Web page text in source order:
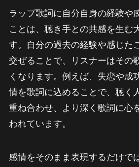
ラップ歌詞に自分自身の経験や
ことは、聴き手との共感を生む
す。自分の過去の経験や感じた
交ぜることで、リスナーはその
くなります。例えば、失恋や成
情を歌詞に込めることで、聴く
重ね合わせ、より深く歌詞に心
われています。
感情をそのまま表現するだけで